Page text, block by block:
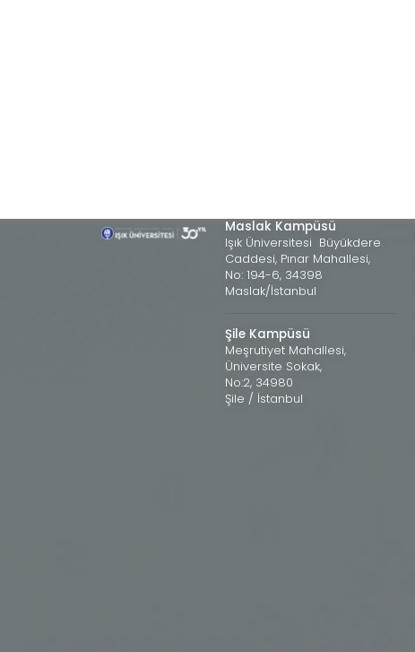
Maslak Kampüsü
Işık Üniversitesi Büyükdere
Caddesi, Pınar Mahallesi,
No: 194-6, 34398
Maslak/İstanbul
Şile Kampüsü
Meşrutiyet Mahallesi,
Üniversite Sokak,
No:2, 34980
Şile / İstanbul